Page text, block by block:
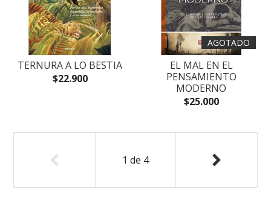
TERNURA A LO BESTIA
$22.900
AGOTADO
EL MAL EN EL
PENSAMIENTO
MODERNO
$25.000
1 de 4